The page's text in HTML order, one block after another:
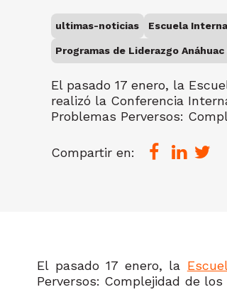
ultimas-noticias Escuela
Programas de Liderazgo Anáhuac
El pasado 17 enero, la
realizó la Conferencia
Problemas Perversos:
Compartir en:
El pasado 17 enero, la
Perversos: Complejidad de